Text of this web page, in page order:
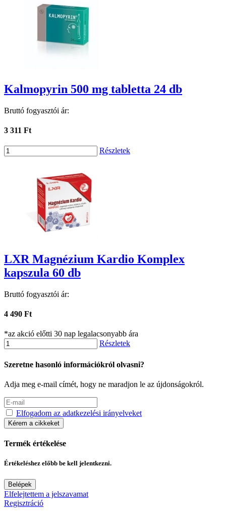
Kalmopyrin 500 mg tabletta 24 db
Bruttó fogyasztói ár:
3 311 Ft
Részletek
LXR Magnézium Kardio Komplex
kapszula 60 db
Bruttó fogyasztói ár:
4 490 Ft
*az akció előtti 30 nap legalacsonyabb ára
Részletek
Szeretne hasonló információkról olvasni?
Adja meg e-mail címét, hogy ne maradjon le az újdonságokról.
Elfogadom az adatkezelési irányelveket
Kérem a cikkeket
Termék értékelése
Értékeléshez előbb be kell jelentkezni.
Belépek
Elfelejtettem a jelszavamat
Regisztráció